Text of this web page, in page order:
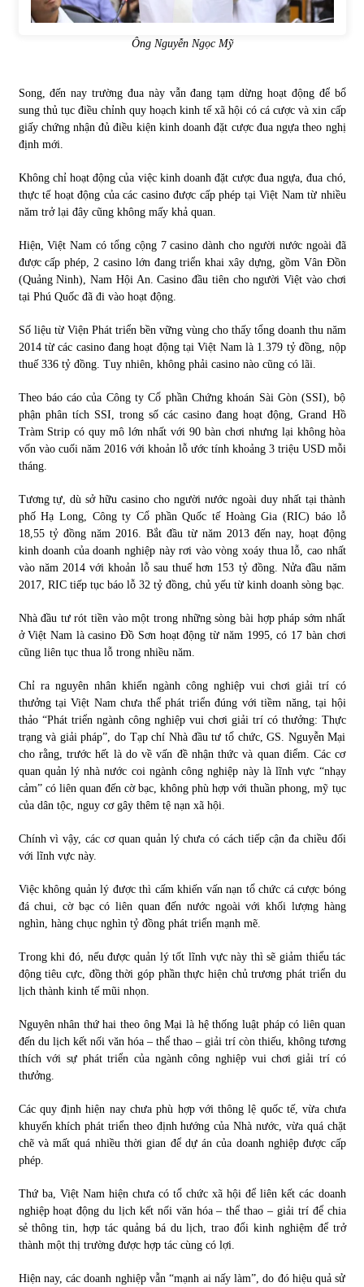
Ông Nguyễn Ngọc Mỹ
Song, đến nay trường đua này vẫn đang tạm dừng hoạt động để bổ
sung thủ tục điều chỉnh quy hoạch kinh tế xã hội có cá cược và xin cấp
giấy chứng nhận đủ điều kiện kinh doanh đặt cược đua ngựa theo nghị
định mới.
Không chỉ hoạt động của việc kinh doanh đặt cược đua ngựa, đua chó,
thực tế hoạt động của các casino được cấp phép tại Việt Nam từ nhiều
năm trở lại đây cũng không mấy khả quan.
Hiện, Việt Nam có tổng cộng 7 casino dành cho người nước ngoài đã
được cấp phép, 2 casino lớn đang triển khai xây dựng, gồm Vân Đồn
(Quảng Ninh), Nam Hội An. Casino đầu tiên cho người Việt vào chơi
tại Phú Quốc đã đi vào hoạt động.
Số liệu từ Viện Phát triển bền vững vùng cho thấy tổng doanh thu năm
2014 từ các casino đang hoạt động tại Việt Nam là 1.379 tỷ đồng, nộp
thuế 336 tỷ đồng. Tuy nhiên, không phải casino nào cũng có lãi.
Theo báo cáo của Công ty Cổ phần Chứng khoán Sài Gòn (SSI), bộ
phận phân tích SSI, trong số các casino đang hoạt động, Grand Hồ
Tràm Strip có quy mô lớn nhất với 90 bàn chơi nhưng lại không hòa
vốn vào cuối năm 2016 với khoản lỗ ước tính khoảng 3 triệu USD mỗi
tháng.
Tương tự, dù sở hữu casino cho người nước ngoài duy nhất tại thành
phố Hạ Long, Công ty Cổ phần Quốc tế Hoàng Gia (RIC) báo lỗ
18,55 tỷ đồng năm 2016. Bắt đầu từ năm 2013 đến nay, hoạt động
kinh doanh của doanh nghiệp này rơi vào vòng xoáy thua lỗ, cao nhất
vào năm 2014 với khoản lỗ sau thuế hơn 153 tỷ đồng. Nửa đầu năm
2017, RIC tiếp tục báo lỗ 32 tỷ đồng, chủ yếu từ kinh doanh sòng bạc.
Nhà đầu tư rót tiền vào một trong những sòng bài hợp pháp sớm nhất
ở Việt Nam là casino Đồ Sơn hoạt động từ năm 1995, có 17 bàn chơi
cũng liên tục thua lỗ trong nhiều năm.
Chỉ ra nguyên nhân khiến ngành công nghiệp vui chơi giải trí có
thưởng tại Việt Nam chưa thể phát triển đúng với tiềm năng, tại hội
thảo “Phát triển ngành công nghiệp vui chơi giải trí có thưởng: Thực
trạng và giải pháp”, do Tạp chí Nhà đầu tư tổ chức, GS. Nguyễn Mại
cho rằng, trước hết là do về vấn đề nhận thức và quan điểm. Các cơ
quan quản lý nhà nước coi ngành công nghiệp này là lĩnh vực “nhạy
cảm” có liên quan đến cờ bạc, không phù hợp với thuần phong, mỹ tục
của dân tộc, nguy cơ gây thêm tệ nạn xã hội.
Chính vì vậy, các cơ quan quản lý chưa có cách tiếp cận đa chiều đối
với lĩnh vực này.
Việc không quản lý được thì cấm khiến vấn nạn tổ chức cá cược bóng
đá chui, cờ bạc có liên quan đến nước ngoài với khối lượng hàng
nghìn, hàng chục nghìn tỷ đồng phát triển mạnh mẽ.
Trong khi đó, nếu được quản lý tốt lĩnh vực này thì sẽ giảm thiểu tác
động tiêu cực, đồng thời góp phần thực hiện chủ trương phát triển du
lịch thành kinh tế mũi nhọn.
Nguyên nhân thứ hai theo ông Mại là hệ thống luật pháp có liên quan
đến du lịch kết nối văn hóa – thể thao – giải trí còn thiếu, không tương
thích với sự phát triển của ngành công nghiệp vui chơi giải trí có
thưởng.
Các quy định hiện nay chưa phù hợp với thông lệ quốc tế, vừa chưa
khuyến khích phát triển theo định hướng của Nhà nước, vừa quá chặt
chẽ và mất quá nhiều thời gian để dự án của doanh nghiệp được cấp
phép.
Thứ ba, Việt Nam hiện chưa có tổ chức xã hội để liên kết các doanh
nghiệp hoạt động du lịch kết nối văn hóa – thể thao – giải trí để chia
sẻ thông tin, hợp tác quảng bá du lịch, trao đổi kinh nghiệm để trở
thành một thị trường được hợp tác cùng có lợi.
Hiện nay, các doanh nghiệp vẫn “mạnh ai nấy làm”, do đó hiệu quả sử